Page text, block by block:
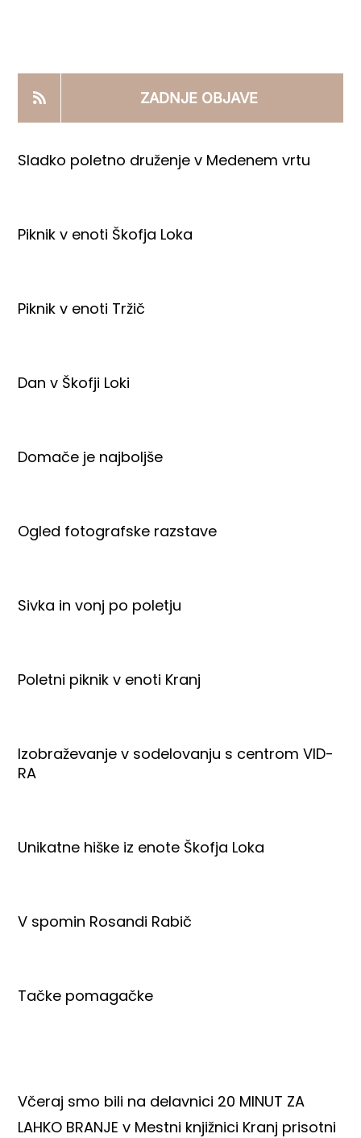
PRODAJNI IZDELKI
AKTUALNO
ZADNJE OBJAVE
Sladko poletno druženje v Medenem vrtu
Piknik v enoti Škofja Loka
Piknik v enoti Tržič
Dan v Škofji Loki
Domače je najboljše
Ogled fotografske razstave
Sivka in vonj po poletju
Poletni piknik v enoti Kranj
Izobraževanje v sodelovanju s centrom VID-
RA
Unikatne hiške iz enote Škofja Loka
V spomin Rosandi Rabič
Tačke pomagačke
Včeraj smo bili na delavnici 20 MINUT ZA
LAHKO BRANJE v Mestni knjižnici Kranj prisotni